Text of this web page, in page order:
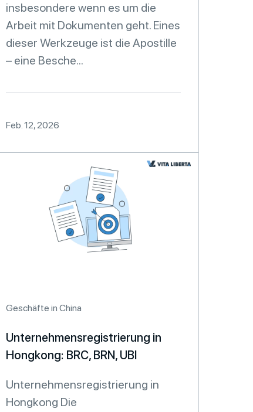
insbesondere wenn es um die
Arbeit mit Dokumenten geht. Eines
dieser Werkzeuge ist die Apostille
– eine Besche...
Feb. 12, 2026
Geschäfte in China
Unternehmensregistrierung in
Hongkong: BRC, BRN, UBI
Unternehmensregistrierung in
Hongkong Die